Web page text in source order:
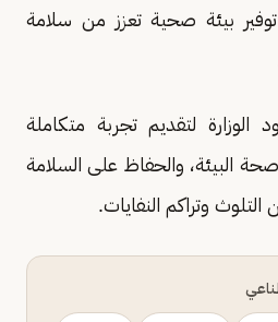
بيئة صحية تعزز من سلامة
لتقديم تجربة متكاملة
البيئة، والحفاظ على السلامة
وتراكم النفايات.